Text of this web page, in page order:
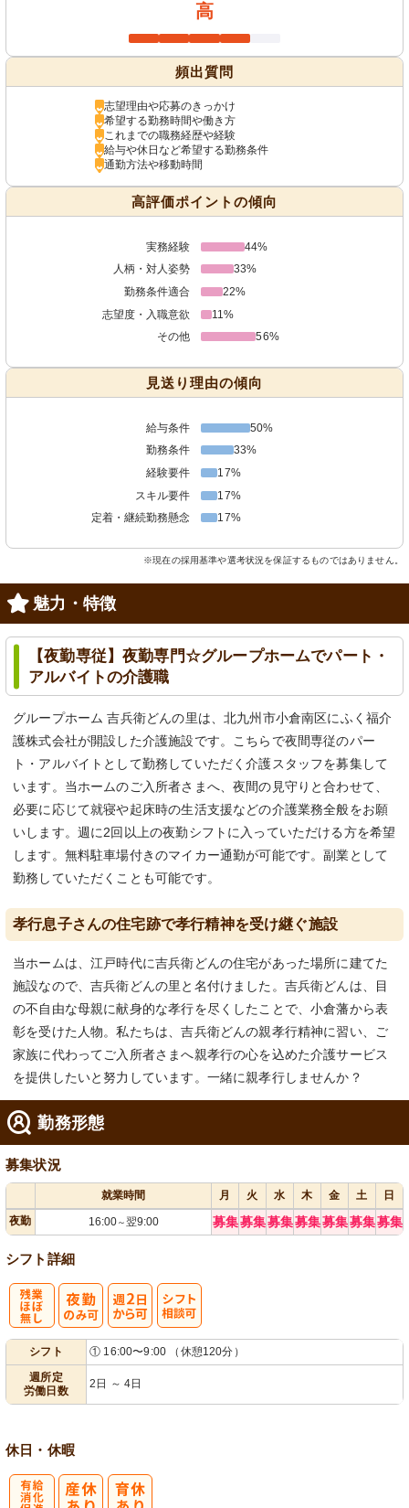
高
頻出質問
志望理由や応募のきっかけ
希望する勤務時間や働き方
これまでの職務経歴や経験
給与や休日など希望する勤務条件
通勤方法や移動時間
高評価ポイントの傾向
実務経験
44%
人柄・対人姿勢
33%
勤務条件適合
22%
志望度・入職意欲
11%
その他
56%
見送り理由の傾向
給与条件
50%
勤務条件
33%
経験要件
17%
スキル要件
17%
定着・継続勤務懸念
17%
※現在の採用基準や選考状況を保証するものではありません。
魅力・特徴
【夜勤専従】夜勤専門☆グループホームでパート・
アルバイトの介護職
グループホーム 吉兵衛どんの里は、北九州市小倉南区にふく福介
護株式会社が開設した介護施設です。こちらで夜間専従のパー
ト・アルバイトとして勤務していただく介護スタッフを募集して
います。当ホームのご入所者さまへ、夜間の見守りと合わせて、
必要に応じて就寝や起床時の生活支援などの介護業務全般をお願
いします。週に2回以上の夜勤シフトに入っていただける方を希望
します。無料駐車場付きのマイカー通勤が可能です。副業として
勤務していただくことも可能です。
孝行息子さんの住宅跡で孝行精神を受け継ぐ施設
当ホームは、江戸時代に吉兵衛どんの住宅があった場所に建てた
施設なので、吉兵衛どんの里と名付けました。吉兵衛どんは、目
の不自由な母親に献身的な孝行を尽くしたことで、小倉藩から表
彰を受けた人物。私たちは、吉兵衛どんの親孝行精神に習い、ご
家族に代わってご入所者さまへ親孝行の心を込めた介護サービス
を提供したいと努力しています。一緒に親孝行しませんか？
勤務形態
募集状況
就業時間 月 火 水 木 金 土
日
夜勤
16:00～翌9:00 募集募集募集募集募集募集募集
シフト詳細
シフト
① 16:00〜9:00 （休憩120分）
週所定
労働日数
2日 ～ 4日
休日・休暇